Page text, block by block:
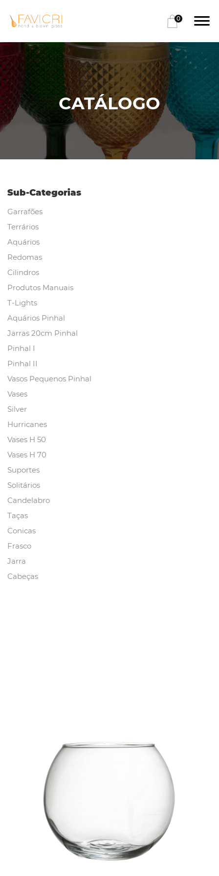
0
CATÁLOGO
Sub-Categorias
Garrafões
Terrários
Aquários
Redomas
Cilindros
Produtos Manuais
T-Lights
Aquários Pinhal
Jarras 20cm Pinhal
Pinhal I
Pinhal II
Vasos Pequenos Pinhal
Vases
Silver
Hurricanes
Vases H 50
Vases H 70
Suportes
Solitários
Candelabro
Taças
Conicas
Frasco
Jarra
Cabeças